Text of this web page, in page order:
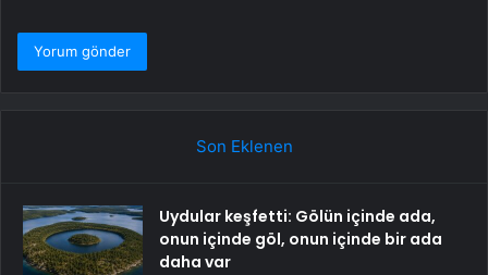
Son Eklenen
Uydular keşfetti: Gölün içinde ada,
onun içinde göl, onun içinde bir ada
daha var